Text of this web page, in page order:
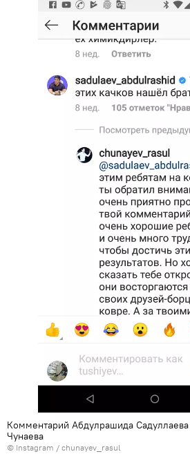
Комментарий Абдулрашида
Чунаева
© Instagram / chunayev_rasul